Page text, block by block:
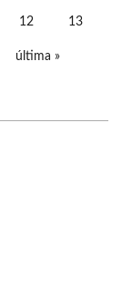
12 13
última »